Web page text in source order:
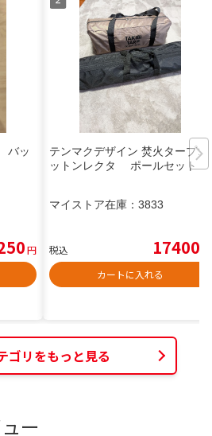
バッ
円
テンマクデザイン 焚火タープコ
ットンレクタ ポールセット
マイストア在庫： 3833
税込 17400
カートに入れる
ゴリをもっと見る
ー